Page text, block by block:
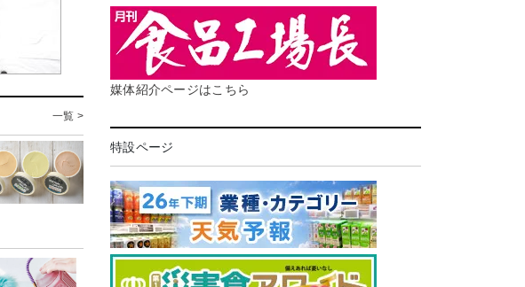
一覧 >
媒体紹介ページはこちら
特設ページ